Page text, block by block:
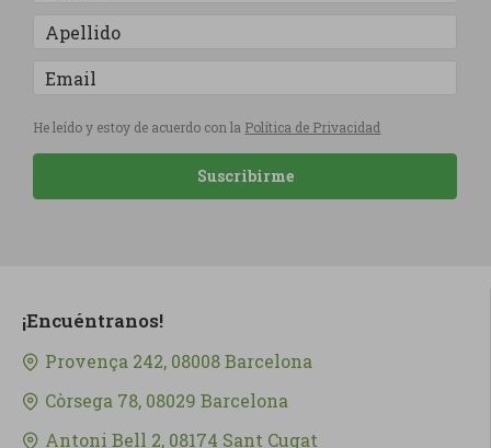
He leído y estoy de acuerdo con la Política de Privacidad
Suscribirme
¡Encuéntranos!
Provença 242, 08008 Barcelona
Còrsega 78, 08029 Barcelona
Antoni Bell 2, 08174 Sant Cugat